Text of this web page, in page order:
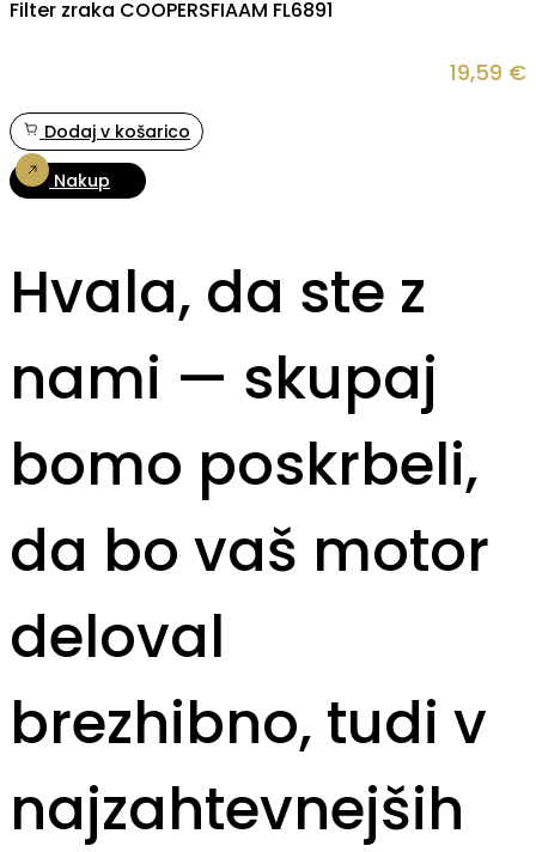
Filter zraka COOPERSFIAAM FL6891
19,59 €
Dodaj v košarico
Nakup
Hvala, da ste z
nami — skupaj
bomo poskrbeli,
da bo vaš motor
deloval
brezhibno, tudi v
najzahtevnejših